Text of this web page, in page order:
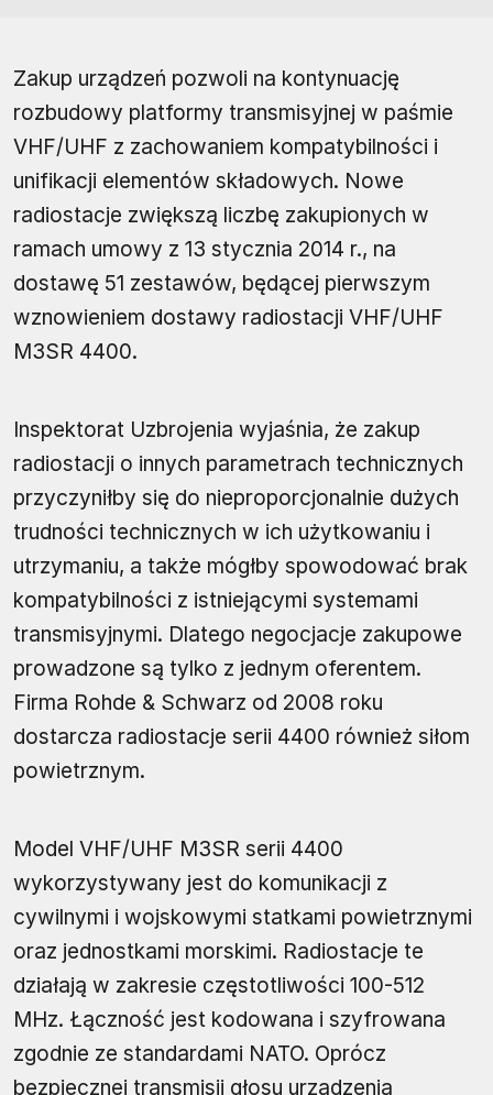
Zakup urządzeń pozwoli na kontynuację
rozbudowy platformy transmisyjnej w paśmie
VHF/UHF z zachowaniem kompatybilności i
unifikacji elementów składowych. Nowe
radiostacje zwiększą liczbę zakupionych w
ramach umowy z 13 stycznia 2014 r., na
dostawę 51 zestawów, będącej pierwszym
wznowieniem dostawy radiostacji VHF/UHF
M3SR 4400.
Inspektorat Uzbrojenia wyjaśnia, że zakup
radiostacji o innych parametrach technicznych
przyczyniłby się do nieproporcjonalnie dużych
trudności technicznych w ich użytkowaniu i
utrzymaniu, a także mógłby spowodować brak
kompatybilności z istniejącymi systemami
transmisyjnymi. Dlatego negocjacje zakupowe
prowadzone są tylko z jednym oferentem.
Firma Rohde & Schwarz od 2008 roku
dostarcza radiostacje serii 4400 również siłom
powietrznym.
Model VHF/UHF M3SR serii 4400
wykorzystywany jest do komunikacji z
cywilnymi i wojskowymi statkami powietrznymi
oraz jednostkami morskimi. Radiostacje te
działają w zakresie częstotliwości 100-512
MHz. Łączność jest kodowana i szyfrowana
zgodnie ze standardami NATO. Oprócz
bezpiecznej transmisji głosu urządzenia